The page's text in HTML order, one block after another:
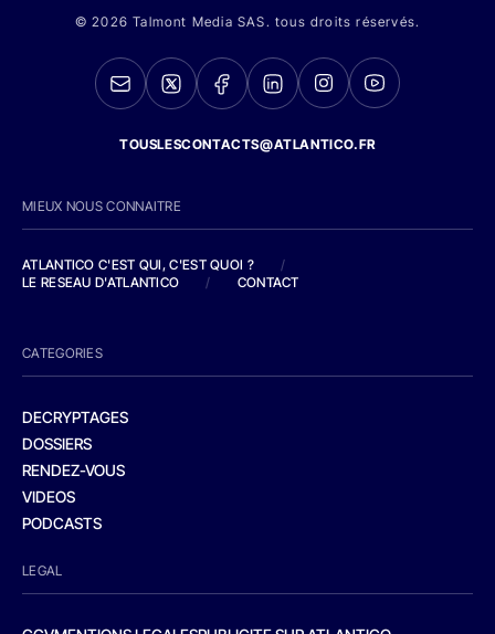
© 2026 Talmont Media SAS. tous droits réservés.
TOUSLESCONTACTS@ATLANTICO.FR
MIEUX NOUS CONNAITRE
ATLANTICO C'EST QUI, C'EST QUOI ?
/
LE RESEAU D'ATLANTICO
/ CONTACT
CATEGORIES
DECRYPTAGES
DOSSIERS
RENDEZ-VOUS
VIDEOS
PODCASTS
LEGAL